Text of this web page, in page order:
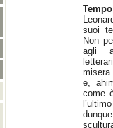
suoi
Non
agli
e,
come